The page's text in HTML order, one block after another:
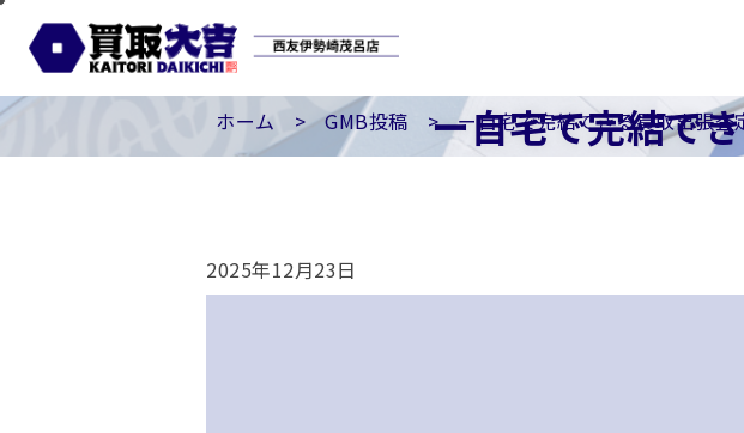
ー自宅で完結で
ホーム > GMB投稿 > ー自宅で完結できる買取出張査
2025年12月23日